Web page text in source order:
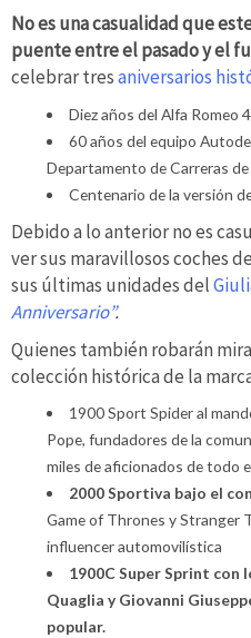
No es una casualidad que
puente entre el pasado y el
celebrar tresaniversarios
Diez años del Alfa Romeo
60 años del equipo
Departamento de Carreras de
Centenario de la versión
Debido a lo anterior no es
ver sus maravillosos coches
sus últimas unidades del
Anniversario”.
Quienes también robarán
colección histórica de la
1900 Sport Spider al
Pope, fundadores de la
miles de aficionados de todo
2000 Sportiva bajo el
Game of Thrones y Stranger
influencer automovilística
1900C Super Sprint con
Quaglia y Giovanni
popular.